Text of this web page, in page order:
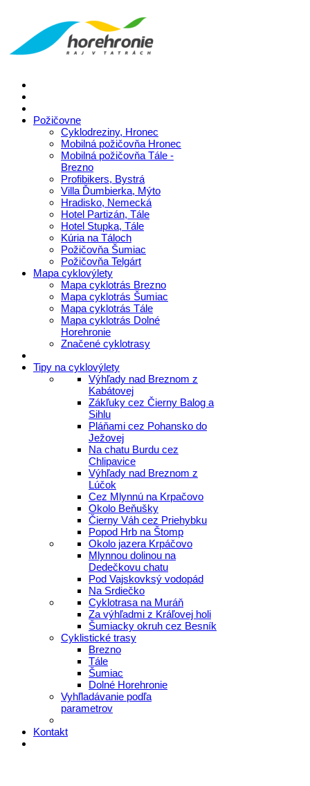
Požičovne
Cyklodreziny, Hronec
Mobilná požičovňa Hronec
Mobilná požičovňa Tále -
Brezno
Profibikers, Bystrá
Villa Ďumbierka, Mýto
Hradisko, Nemecká
Hotel Partizán, Tále
Hotel Stupka, Tále
Kúria na Táloch
Požičovňa Šumiac
Požičovňa Telgárt
Mapa cyklovýlety
Mapa cyklotrás Brezno
Mapa cyklotrás Šumiac
Mapa cyklotrás Tále
Mapa cyklotrás Dolné
Horehronie
Značené cyklotrasy
Tipy na cyklovýlety
Výhľady nad Breznom z
Kabátovej
Zákľuky cez Čierny Balog a
Sihlu
Pláňami cez Pohansko do
Ježovej
Na chatu Burdu cez
Chlipavice
Výhľady nad Breznom z
Lúčok
Cez Mlynnú na Krpačovo
Okolo Beňušky
Čierny Váh cez Priehybku
Popod Hrb na Štomp
Okolo jazera Krpáčovo
Mlynnou dolinou na
Dedečkovu chatu
Pod Vajskovksý vodopád
Na Srdiečko
Cyklotrasa na Muráň
Za výhľadmi z Kráľovej holi
Šumiacky okruh cez Besník
Cyklistické trasy
Brezno
Tále
Šumiac
Dolné Horehronie
Vyhľladávanie podľa
parametrov
Kontakt